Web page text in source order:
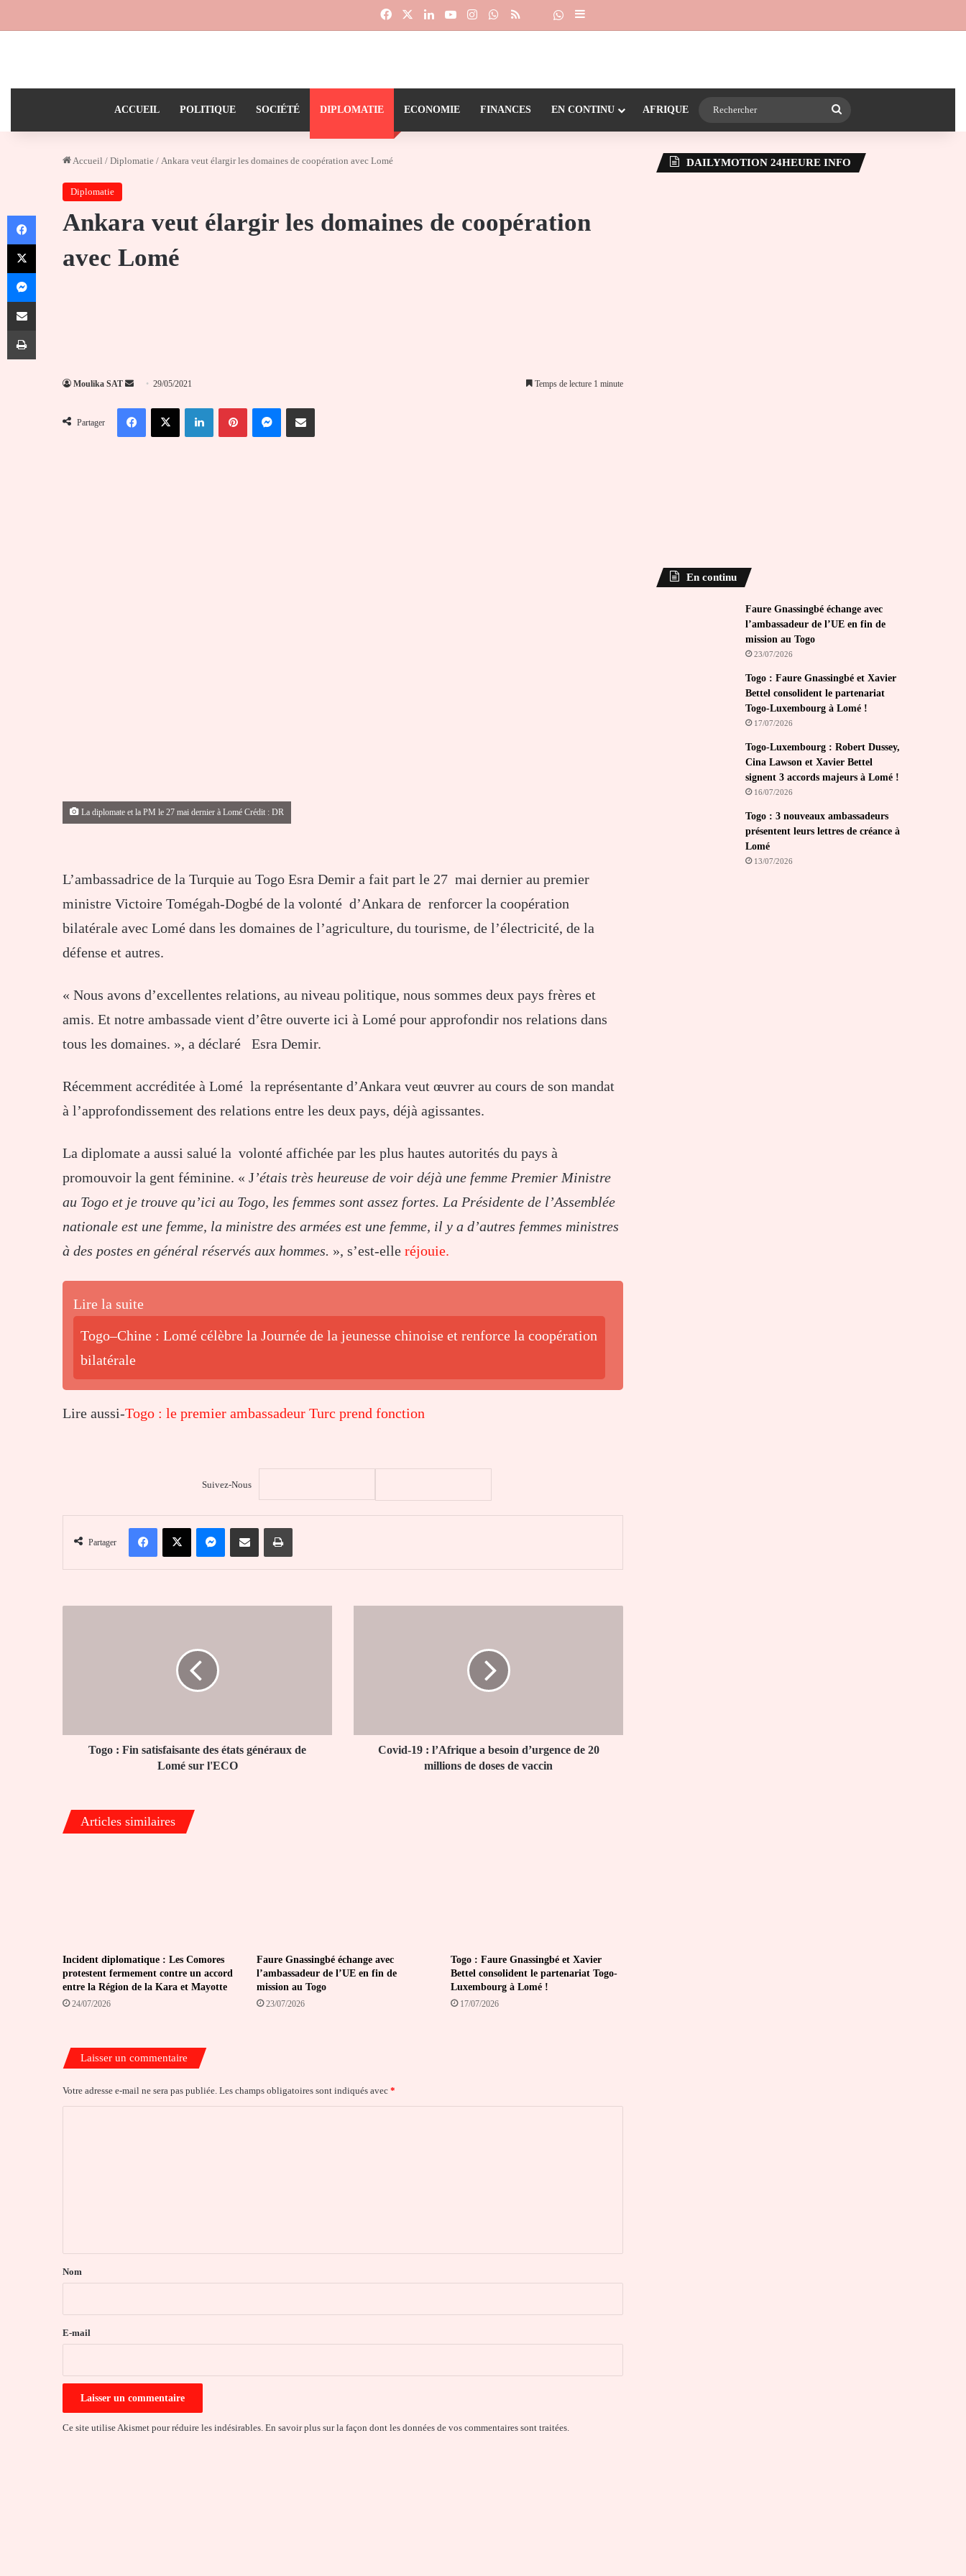
FacebookLinkedinYouTubeInstagramWhatsApp
RSS Dailymotion
Suivre la chaîne 24heureinfo sur WhatsApp
Sidebar (barre latérale)
ACCUEIL POLITIQUE SOCIÉTÉ DIPLOMATIE ECONOMIE FINANCES EN CONTINU AFRIQUE
Accueil / Diplomatie / Ankara veut élargir les domaines de coopération avec Lomé
Diplomatie
Ankara veut élargir les domaines de coopération
avec Lomé
Moulika SAT
Envoyer
courriel
29/05/2021 Temps de lecture 1 minute
Partager
FacebookX LinkedinPinterestMessengerPartager par email
La diplomate et la PM le 27 mai dernier à Lomé Crédit : DR
L’ambassadrice de la Turquie au Togo Esra Demir a fait part le 27 mai dernier au premier
ministre Victoire Tomégah-Dogbé de la volonté d’Ankara de renforcer la coopération
bilatérale avec Lomé dans les domaines de l’agriculture, du tourisme, de l’électricité, de la
défense et autres.
« Nous avons d’excellentes relations, au niveau politique, nous sommes deux pays frères et
amis. Et notre ambassade vient d’être ouverte ici à Lomé pour approfondir nos relations dans
tous les domaines. », a déclaré Esra Demir.
Récemment accréditée à Lomé la représentante d’Ankara veut œuvrer au cours de son mandat
à l’approfondissement des relations entre les deux pays, déjà agissantes.
La diplomate a aussi salué la volonté affichée par les plus hautes autorités du pays à
promouvoir la gent féminine. « J’étais très heureuse de voir déjà une femme Premier Ministre
au Togo et je trouve qu’ici au Togo, les femmes sont assez fortes. La Présidente de l’Assemblée
nationale est une femme, la ministre des armées est une femme, il y a d’autres femmes ministres
à des postes en général réservés aux hommes. », s’est-elle réjouie.
Lire la suite
Togo–Chine : Lomé célèbre la Journée de la jeunesse chinoise et renforce la coopération
bilatérale
Lire aussi-Togo : le premier ambassadeur Turc prend fonction
Suivez-Nous
Partager
FacebookX MessengerPartager par email Imprimer
Lomé
Togo : Fin satisfaisante des états généraux de
Lomé sur l'ECO
20
millionsCovid-19 : l’Afrique a besoin d’urgence de 20
millions de doses de vaccin
Articles similaires
Incident diplomatique : Les Comores
protestent fermement contre un accord
entre la Région de la Kara et Mayotte
24/07/2026
Faure Gnassingbé échange avec
l’ambassadeur de l’UE en fin de
mission au Togo
23/07/2026
Togo : Faure Gnassingbé et Xavier
Bettel consolident le partenariat Togo-
Luxembourg à Lomé !
17/07/2026
Laisser un commentaire
Votre adresse e-mail ne sera pas publiée. Les champs obligatoires sont indiqués avec *
a
e
Nom
E-mail
Ce site utilise Akismet pour réduire les indésirables. En savoir plus sur la façon dont les données de vos commentaires sont traitées
DAILYMOTION 24HEURE INFO
En continu
Faure Gnassingbé échange avec
l’ambassadeur de l’UE en fin de
mission au Togo
23/07/2026
Togo : Faure Gnassingbé et Xavier
Bettel consolident le partenariat
Togo-Luxembourg à Lomé !
17/07/2026
Togo-Luxembourg : Robert Dussey,
Cina Lawson et Xavier Bettel
signent 3 accords majeurs à Lomé !
16/07/2026
Togo : 3 nouveaux ambassadeurs
présentent leurs lettres de créance à
Lomé
13/07/2026
Facebook
X
Messenger
Partager par email